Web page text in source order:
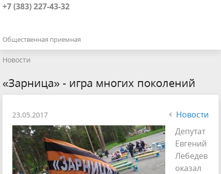
+7 (383) 227-43-32
Общественная приемная
Новости
«Зарница» - игра многих поколений
23.05.2017
Новости
Депутат
Евгений
Лебедев
оказал